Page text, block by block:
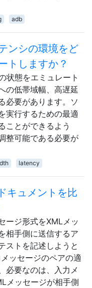
adb
ンシの環境をど
トしますか？
状態をエミュレート
の低帯域幅、高遅延
必要があります。ソ
実行するための最適
ことができるよう
整可能である必要が
latency
キュメントを比
ージ形式をXMLメッ
相手側に送信するア
ストを記述しようと
ッセージのペアの適
必要なのは、入力メ
メッセージが相手側